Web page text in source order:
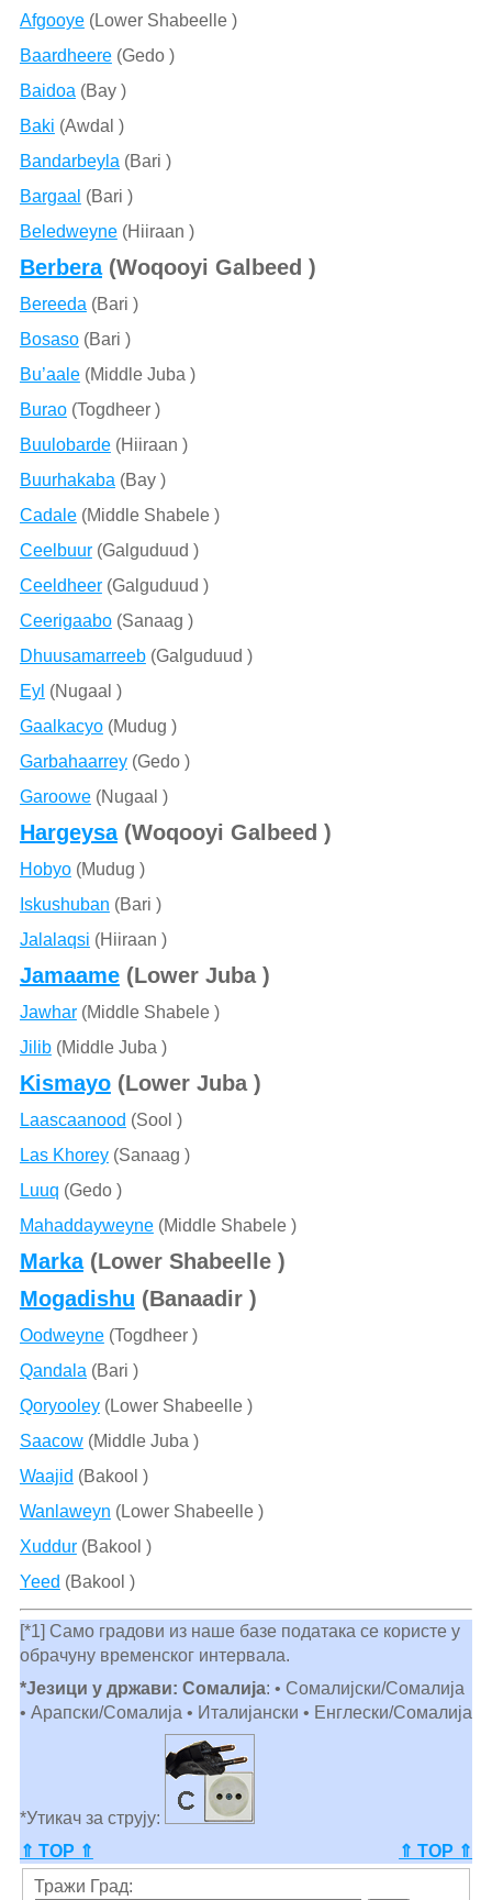
Afgooye(Lower Shabeelle )
Baardheere(Gedo )
Baidoa (Bay )
Baki (Awdal )
Bandarbeyla (Bari )
Bargaal (Bari )
Beledweyne(Hiiraan )
Berbera(Woqooyi Galbeed )
Bereeda (Bari )
Bosaso(Bari )
Bu’aale(Middle Juba )
Burao(Togdheer )
Buulobarde(Hiiraan )
Buurhakaba (Bay )
Cadale(Middle Shabele )
Ceelbuur(Galguduud )
Ceeldheer(Galguduud )
Ceerigaabo(Sanaag )
Dhuusamarreeb(Galguduud )
Eyl (Nugaal )
Gaalkacyo(Mudug )
Garbahaarrey(Gedo )
Garoowe(Nugaal )
Hargeysa(Woqooyi Galbeed )
Hobyo(Mudug )
Iskushuban (Bari )
Jalalaqsi (Hiiraan )
Jamaame(Lower Juba )
Jawhar(Middle Shabele )
Jilib(Middle Juba )
Kismayo(Lower Juba )
Laascaanood (Sool )
Las Khorey(Sanaag )
Luuq (Gedo )
Mahaddayweyne(Middle Shabele )
Marka(Lower Shabeelle )
Mogadishu (Banaadir )
Oodweyne(Togdheer )
Qandala (Bari )
Qoryooley(Lower Shabeelle )
Saacow(Middle Juba )
Waajid (Bakool )
Wanlaweyn (Lower Shabeelle )
Xuddur(Bakool )
Yeed (Bakool )
[*1] Само градови из наше базе података се користе у
обрачуну временског интервала.
*Језици у држави: Сомалија: • Сомалијски/Сомалија
• Арапски/Сомалија • Италијански • Енглески/Сомалија
*Утикач за струју:
⇑ TOP ⇑
⇑ TOP ⇑
Тражи Град: